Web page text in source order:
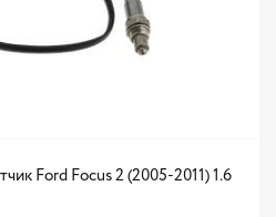
Ford Focus 2 (2005-2011) 1.6